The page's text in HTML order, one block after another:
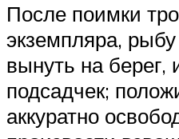
После поимки
экземпляра,
вынуть на берег,
подсадчек;
аккуратно